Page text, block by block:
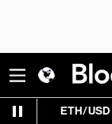
1,920.353